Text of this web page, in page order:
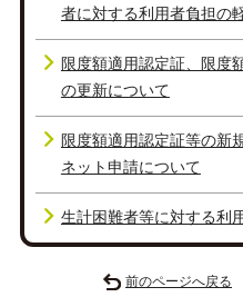
者に対する利用者負担の
限度額適用認定証、限度
の更新について
限度額適用認定証等の新
ネット申請について
生計困難者等に対する利
前のページへ戻る